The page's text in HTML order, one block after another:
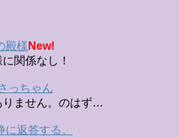
殿様 New!
関係なし！
っちゃん
りません。のはず…
に返答する。